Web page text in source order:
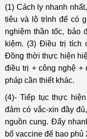
(1) Cách ly nhanh
tiêu và lộ trình để có
nghiệm thần tốc, bảo
kiệm. (3) Điều trị
Đồng thời thực hiện
điều trị + công nghệ
pháp cần thiết khác.
(4)- Tiếp tục thực
đảm có vắc-xin đầy
nguồn cung. Đẩy
bổ vaccine để bao